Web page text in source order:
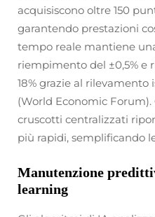
acquisiscono oltre 150
garantendo prestazioni
tempo reale mantiene
riempimento del ±0,5% e
18% grazie al
(World Economic
cruscotti centralizzati
più rapidi, semplificando
Manutenzione
learning